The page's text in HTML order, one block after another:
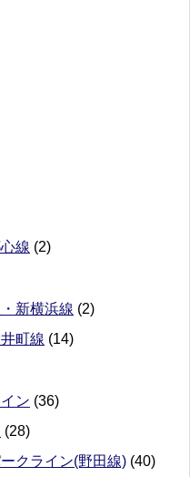
線 (2)
新横浜線 (2)
町線 (14)
ン (36)
(28)
クライン(野田線) (40)